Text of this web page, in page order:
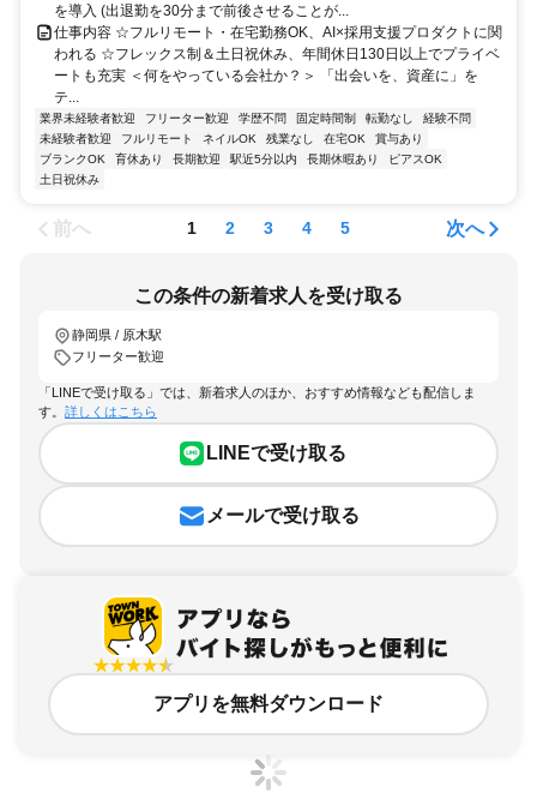
を導入 (出退勤を30分まで前後させることが...
仕事内容 ☆フルリモート・在宅勤務OK、AI×採用支援プロダクトに関
われる ☆フレックス制＆土日祝休み、年間休日130日以上でプライベ
ートも充実 ＜何をやっている会社か？＞ 「出会いを、資産に」を
テ...
業界未経験者歓迎 フリーター歓迎 学歴不問 固定時間制 転勤なし
経験不問
未経験者歓迎
フルリモート ネイルOK 残業なし 在宅OK
賞与あり
ブランクOK
育休あり 長期歓迎 駅近5分以内 長期休暇あり
ピアスOK
土日祝休み
前へ 1 2 3 4 5 次へ
この条件の新着求人を受け取る
静岡県 / 原木駅
フリーター歓迎
「LINEで受け取る」では、新着求人のほか、おすすめ情報なども配信しま
す。 詳しくはこちら
LINEで受け取る
メールで受け取る
アプリを無料ダウンロード